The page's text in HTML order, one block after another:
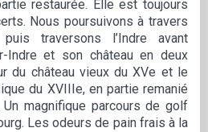
restaurée. Elle est toujours
Nous poursuivons à travers
traversons l’Indre avant
Indre et son château en deux
du château vieux du XVe et le
du XVIIIe, en partie remanié
magnifique parcours de golf
Les odeurs de pain frais à la